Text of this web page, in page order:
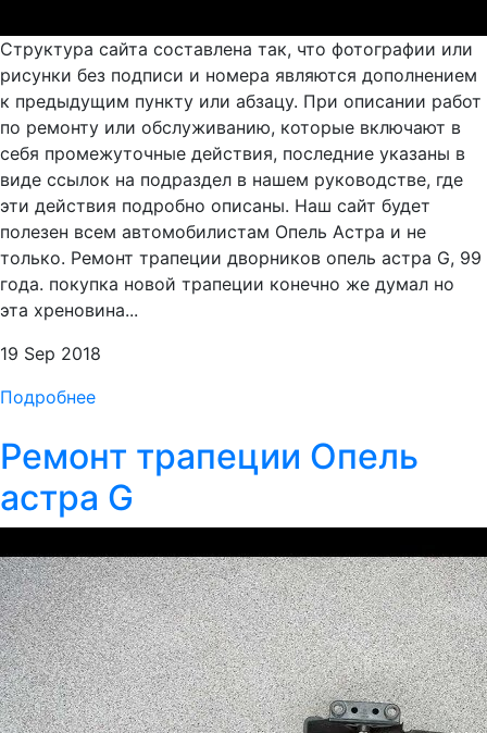
Структура сайта составлена так, что фотографии или
рисунки без подписи и номера являются дополнением
к предыдущим пункту или абзацу. При описании работ
по ремонту или обслуживанию, которые включают в
себя промежуточные действия, последние указаны в
виде ссылок на подраздел в нашем руководстве, где
эти действия подробно описаны. Наш сайт будет
полезен всем автомобилистам Опель Астра и не
только. Ремонт трапеции дворников опель астра G, 99
года. покупка новой трапеции конечно же думал но
эта хреновина...
19 Sep 2018
Подробнее
Ремонт трапеции Опель
астра G